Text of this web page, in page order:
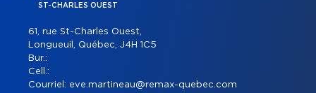
ST-CHARLES OUEST
61, rue St-Charles Ouest,
Longueuil, Québec, J4H 1C5
Bur.:
Cell.:
Courriel: eve.martineau@remax-quebec.com